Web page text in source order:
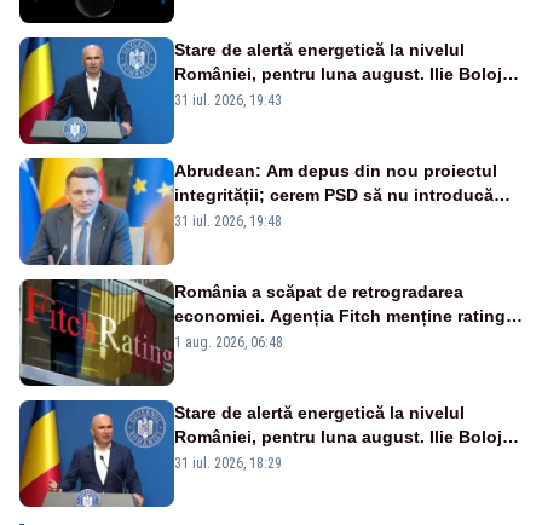
Stare de alertă energetică la nivelul
României, pentru luna august. Ilie Bolojan
a anunțat importuri și posibile restricții –
31 iul. 2026, 19:43
Abrudean: Am depus din nou proiectul
integrității; cerem PSD să nu introducă
amendamente otrăvite, neconstituționale
31 iul. 2026, 19:48
România a scăpat de retrogradarea
economiei. Agenția Fitch menține ratingul
„BBB-” cu perspectivă negativă
1 aug. 2026, 06:48
Stare de alertă energetică la nivelul
României, pentru luna august. Ilie Bolojan
a anunțat importuri și posibile restricții –
31 iul. 2026, 18:29